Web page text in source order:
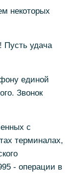
некоторых
Пусть удача
единой
Звонок
с
терминалах,
- операции в